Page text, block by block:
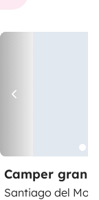
Camper gran
Santiago del